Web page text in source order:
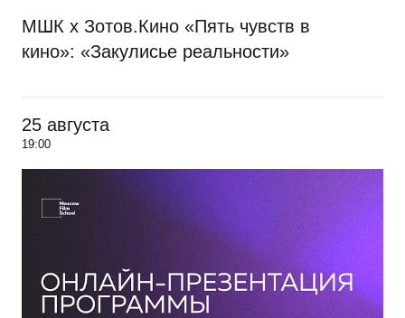
МШК х Зотов.Кино «Пять чувств в
кино»: «Закулисье реальности»
25 августа
19:00